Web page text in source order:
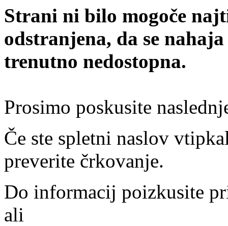
Strani ni bilo mogoče
odstranjena, da se
trenutno nedostopna.
Prosimo poskusite
Če ste spletni naslov
preverite črkovanje.
Do informacij poizkusite
ali